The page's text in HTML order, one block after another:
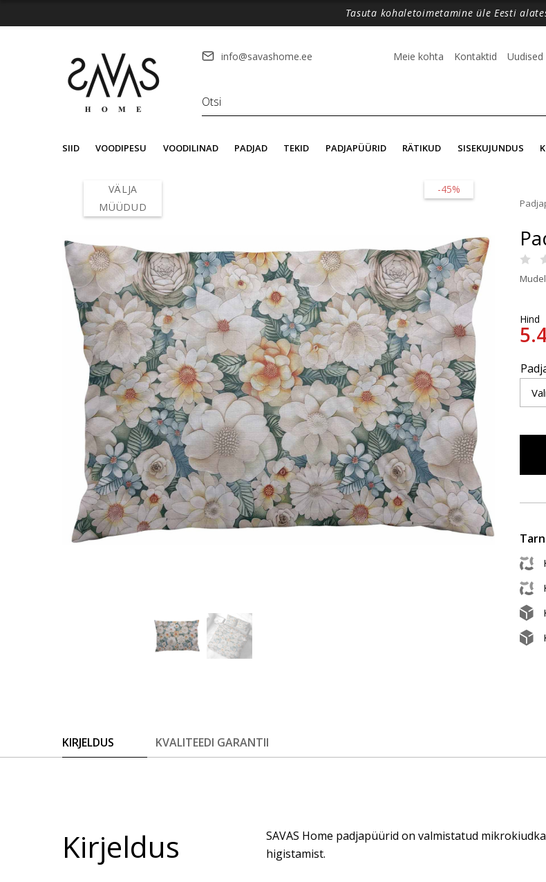
Tasuta kohaletoimetamine üle Eesti
info@savashome.ee Meie kohta Kontaktid Uudised
SIID VOODIPESU VOODILINAD PADJAD TEKID PADJAPÜÜRID RÄTIKUD SISEKUJUNDUS
-45%
VÄLJA
MÜÜDUD
Hind
KIRJELDUS KVALITEEDI GARANTII
Kirjeldus
SAVAS Home padjapüürid on valmistatud
higistamist.